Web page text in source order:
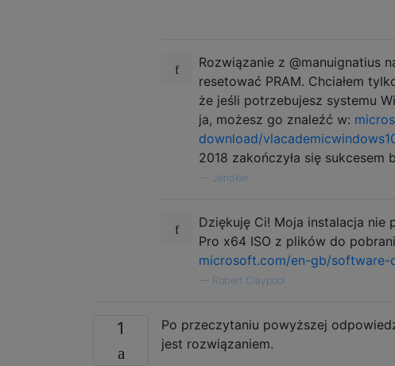
Rozwiązanie z @manuignatius
resetować PRAM. Chciałem
że jeśli potrzebujesz systemu
ja, możesz go znaleźć w:
download/
2018 zakończyła się sukcesem
Jendker
Dziękuję Ci! Moja instalacja nie
Pro x64 ISO z plików do
microsoft.com/en-gb/software-
Robert Claypool
1
Po przeczytaniu powyższej
jest rozwiązaniem.